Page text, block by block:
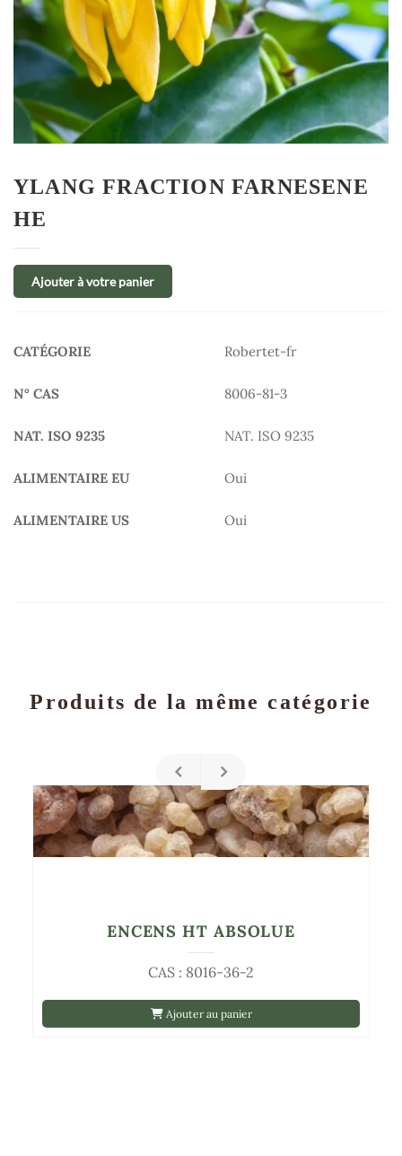
YLANG FRACTION FARNESENE
HE
Ajouter à votre panier
CATÉGORIE Robertet-fr
N° CAS 8006-81-3
NAT. ISO 9235 NAT. ISO 9235
ALIMENTAIRE EU Oui
ALIMENTAIRE US Oui
Produits de la même catégorie
Ajouter au panier
CAS : 8016-36-2
ENCENS HT ABSOLUE